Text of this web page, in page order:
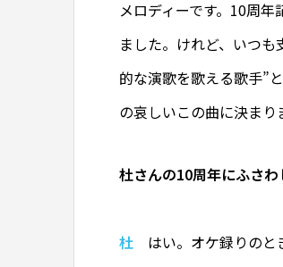
メロディーです。10周
ました。けれど、いつ
的な演歌を歌える歌手”
の哀しいこの曲に決まり
杜さんの10周年にふさ
杜はい。オケ録りのと